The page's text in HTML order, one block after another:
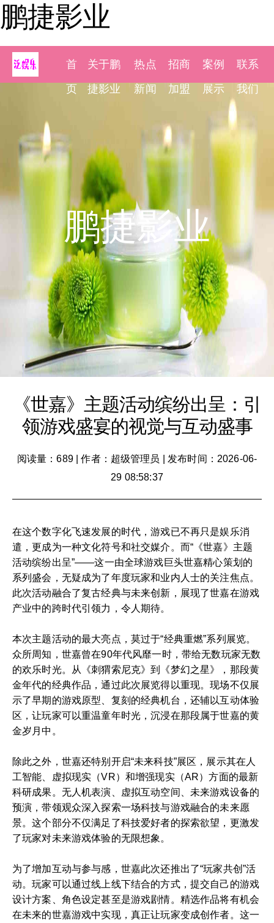
鹏捷影业
首
页
关于鹏
捷影业
热点
新闻
招商
加盟
案例
展示
联系
我们
鹏捷影业
《世嘉》主题活动缤纷出呈：引
领游戏盛宴的视觉与互动盛事
阅读量：689|作者：超级管理员
发布时间：2026-06-
29 08:58:37
在这个数字化飞速发展的时代，游戏已不再只是娱乐消
遣，更成为一种文化符号和社交媒介。而“《世嘉》主题
活动缤纷出呈”——这一由全球游戏巨头世嘉精心策划的
系列盛会，无疑成为了年度玩家和业内人士的关注焦点。
此次活动融合了复古经典与未来创新，展现了世嘉在游戏
产业中的跨时代引领力，令人期待。
本次主题活动的最大亮点，莫过于“经典重燃”系列展览。
众所周知，世嘉曾在90年代风靡一时，带给无数玩家无数
的欢乐时光。从《刺猬索尼克》到《梦幻之星》，那段黄
金年代的经典作品，通过此次展览得以重现。现场不仅展
示了早期的游戏原型、复刻的经典机台，还辅以互动体验
区，让玩家可以重温童年时光，沉浸在那段属于世嘉的黄
金岁月中。
除此之外，世嘉还特别开启“未来科技”展区，展示其在人
工智能、虚拟现实（VR）和增强现实（AR）方面的最新
科研成果。无人机表演、虚拟互动空间、未来游戏设备的
预演，带领观众深入探索一场科技与游戏融合的未来愿
景。这个部分不仅满足了科技爱好者的探索欲望，更激发
了玩家对未来游戏体验的无限想象。
为了增加互动与参与感，世嘉此次还推出了“玩家共创”活
动。玩家可以通过线上线下结合的方式，提交自己的游戏
设计方案、角色设定甚至是游戏剧情。精选作品将有机会
在未来的世嘉游戏中实现，真正让玩家变成创作者。这一